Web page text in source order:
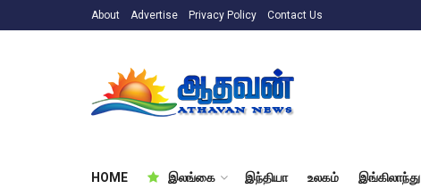
About Advertise Privacy Policy Contact Us
HOME இலங்கை இந்தியா உலகம் இங்கிலாந்து